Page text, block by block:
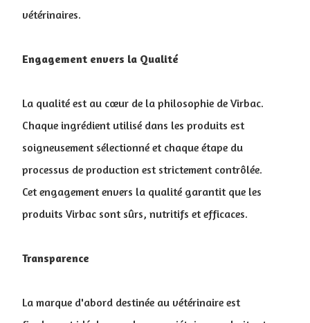
vétérinaires.
Engagement envers la Qualité
La qualité est au cœur de la philosophie de Virbac.
Chaque ingrédient utilisé dans les produits est
soigneusement sélectionné et chaque étape du
processus de production est strictement contrôlée.
Cet engagement envers la qualité garantit que les
produits Virbac sont sûrs, nutritifs et efficaces.
Transparence
La marque d'abord destinée au vétérinaire est